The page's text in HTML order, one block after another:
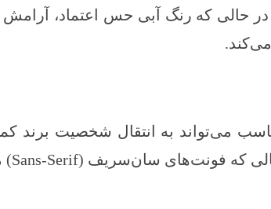
حالی که رنگ آبی حس اعتماد،
می‌تواند به انتقال شخصیت برند